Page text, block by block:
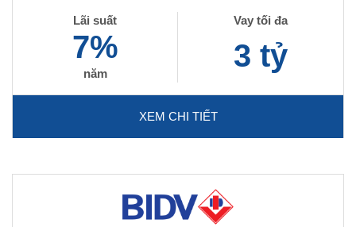
Lãi suất
7%
năm
Vay tối đa
3 tỷ
XEM CHI TIẾT